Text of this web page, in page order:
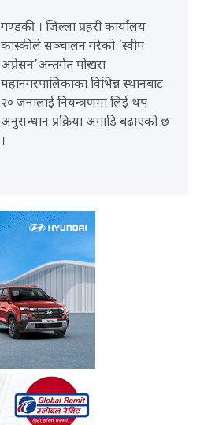
गण्डकी । जिल्ला प्रहरी कार्यालय
कास्कीले सञ्चालन गरेको ‘स्वीप
अप्रेसन’अन्तर्गत पोखरा
महानगरपालिकाका विभिन्न स्थानबाट
२० जनालाई नियन्त्रणमा लिई थप
अनुसन्धान प्रक्रिया अगाडि बढाएको छ
।